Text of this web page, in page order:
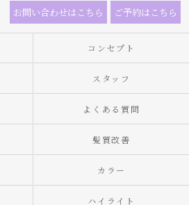
お問い合わせはこちら ご予約はこちら
コンセプト
スタッフ
よくある質問
髪質改善
カラー
ハイライト